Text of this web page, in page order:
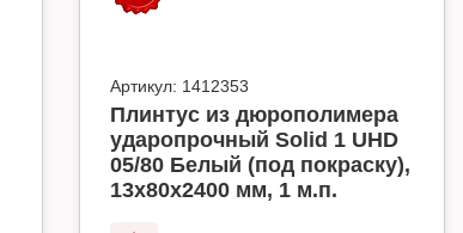
Артикул: 1412353
Плинтус из дюрополимера
ударопрочный Solid 1 UHD
05/80 Белый (под покраску),
13х80х2400 мм, 1 м.п.